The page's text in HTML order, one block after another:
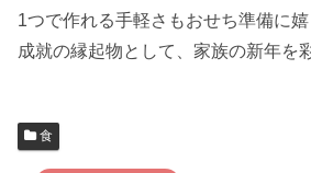
1つで作れる手軽さもおせち準備に
成就の縁起物として、家族の新年を
食